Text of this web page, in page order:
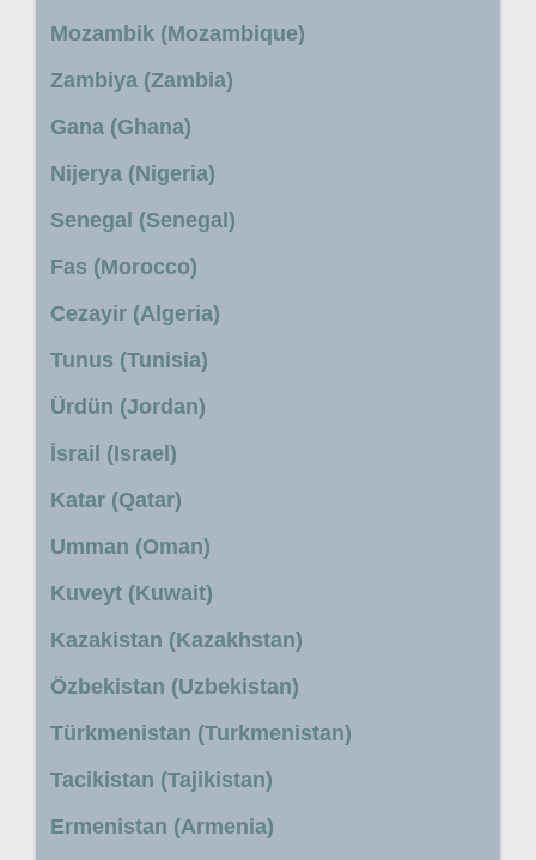
Mozambik (Mozambique)
Zambiya (Zambia)
Gana (Ghana)
Nijerya (Nigeria)
Senegal (Senegal)
Fas (Morocco)
Cezayir (Algeria)
Tunus (Tunisia)
Ürdün (Jordan)
İsrail (Israel)
Katar (Qatar)
Umman (Oman)
Kuveyt (Kuwait)
Kazakistan (Kazakhstan)
Özbekistan (Uzbekistan)
Türkmenistan (Turkmenistan)
Tacikistan (Tajikistan)
Ermenistan (Armenia)